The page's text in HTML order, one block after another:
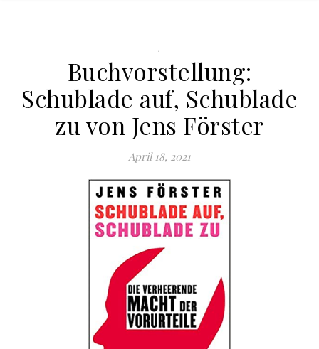
.
Buchvorstellung:
Schublade auf, Schublade
zu von Jens Förster
April 18, 2021